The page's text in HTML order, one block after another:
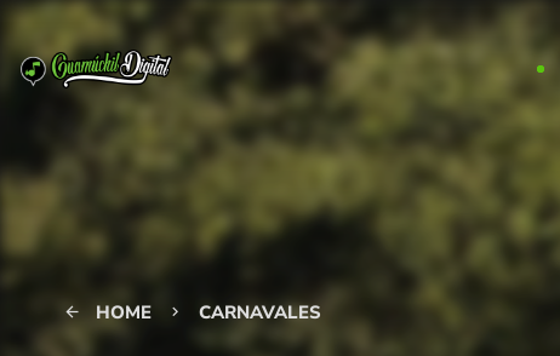
arrow_back HOME keyboard_arrow_right CARNAVALES